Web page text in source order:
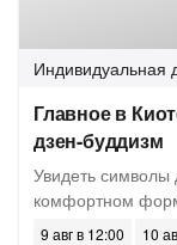
Индивидуальная
Главное в
дзен-буддизм
Увидеть
комфортном
9 авг в 12:00
10